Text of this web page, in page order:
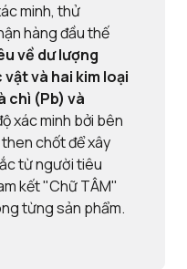
minh, thử
hàng đầu thế
về dư lượng
vật và hai kim loại
chì (Pb) và
xác minh bởi bên
chốt để xây
từ người tiêu
kết "Chữ TÂM"
từng sản phẩm.